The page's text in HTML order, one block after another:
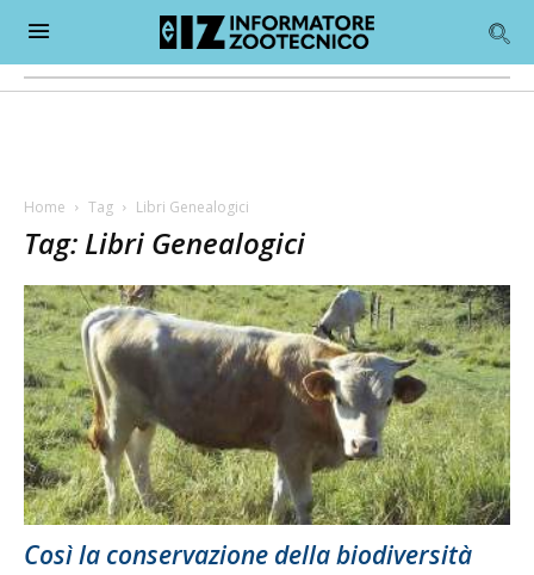
Home Tag Libri Genealogici
Tag: Libri Genealogici
Così la conservazione della biodiversità